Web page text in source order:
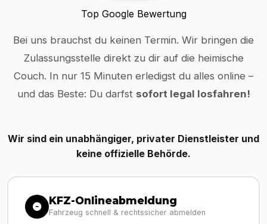
Top Google Bewertung
Bei uns brauchst du keinen Termin. Wir bringen die
Zulassungsstelle direkt zu dir auf die heimische
Couch. In nur 15 Minuten erledigst du alles online –
und das Beste: Du darfst sofort legal losfahren!
Wir sind ein unabhängiger, privater Dienstleister und
keine offizielle Behörde.
KFZ-Onlineabmeldung
Fahrzeug schnell & rechtssicher abmelden